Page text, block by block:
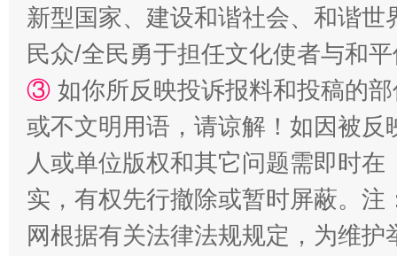
漫山遍野的桃花与雪山、麦地、白藏房 除
新型国家、建设和谐社会、和谐
民众/全民勇于担任文化使者与和
③ 如你所反映投诉报料和投稿的
或不文明用语，请谅解！如因被
人或单位版权和其它问题需即时在
实，有权先行撤除或暂时屏蔽。
网根据有关法律法规规定，为维